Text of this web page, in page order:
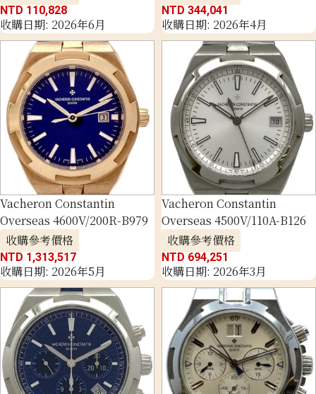
NTD 110,828
收購日期: 2026年6月
NTD 344,041
收購日期: 2026年4月
Vacheron Constantin
Overseas 4600V/200R-B979
收購參考價格
NTD 1,313,517
收購日期: 2026年5月
Vacheron Constantin
Overseas 4500V/110A-B126
收購參考價格
NTD 694,251
收購日期: 2026年3月